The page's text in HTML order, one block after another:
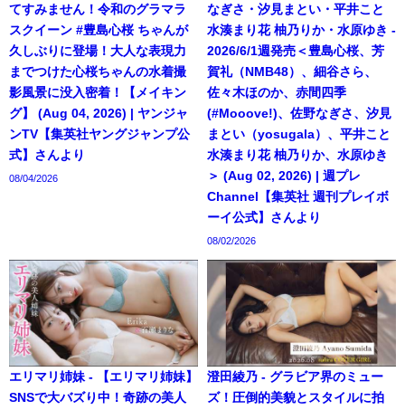
てすみません！令和のグラマラ
スクイーン #豊島心桜 ちゃんが
久しぶりに登場！大人な表現力
までつけた心桜ちゃんの水着撮
影風景に没入密着！【メイキン
グ】 (Aug 04, 2026) | ヤンジャ
ンTV【集英社ヤングジャンプ公
式】さんより
08/04/2026
なぎさ・汐見まとい・平井こと
水湊まり花 柚乃りか・水原ゆき -
2026/6/1週発売＜豊島心桜、芳
賀礼（NMB48）、細谷さら、
佐々木ほのか、赤間四季
(#Mooove!)、佐野なぎさ、汐見
まとい（yosugala）、平井こと
水湊まり花 柚乃りか、水原ゆき
＞ (Aug 02, 2026) | 週プレ
Channel【集英社 週刊プレイボ
ーイ公式】さんより
08/02/2026
エリマリ姉妹 - 【エリマリ姉妹】
SNSで大バズり中！奇跡の美人
澄田綾乃 - グラビア界のミュー
ズ！圧倒的美貌とスタイルに拍